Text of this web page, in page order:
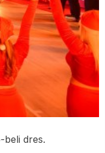
beli dres.